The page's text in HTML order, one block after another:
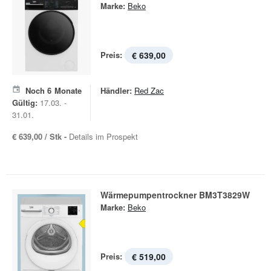
Marke: Beko
Preis: € 639,00
Noch 6 Monate
Gültig: 17.03. -
31.01.
Händler: Red Zac
€ 639,00 / Stk - Details im Prospekt
Wärmepumpentrockner BM3T3829W
Marke: Beko
Preis: € 519,00